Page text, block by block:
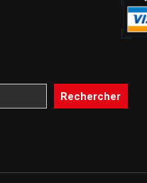
Rechercher